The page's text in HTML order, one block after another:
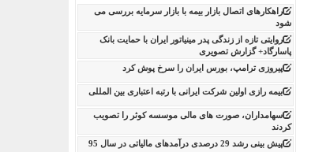
راهکارهای اتصال بازار بیمه با بازار سرمایه بررسی می
شود
روایتی تازه از زندگی پدر مینیاتور ایران با حمایت بانک
پاسارگاد+ گزارش تصویری
پیروزی ترامپ، بورس ایران را سرخ پوش کرد
بیمه رازی اولین شرکت ایرانی با رتبه اعتباری بین المللی
سهامداران، صورت های مالی موسسه کوثر را تصویب
کردند
پیش بینی رشد 29 درصدی درآمدهای مالیاتی در سال 95